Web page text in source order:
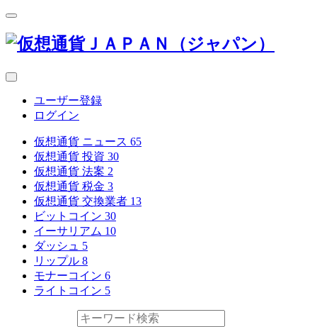
ユーザー登録
ログイン
仮想通貨 ニュース 65
仮想通貨 投資 30
仮想通貨 法案 2
仮想通貨 税金 3
仮想通貨 交換業者 13
ビットコイン 30
イーサリアム 10
ダッシュ 5
リップル 8
モナーコイン 6
ライトコイン 5